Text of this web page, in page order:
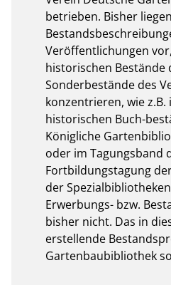
betrieben. Bisher
Veröffentlichungen
historischen Bestände
Sonderbestände des
konzentrieren, wie
historischen Buch-
Königliche
oder im Tagungsband
Fortbildungstagung
der
Erwerbungs- bzw.
bisher nicht. Das in
erstellende
Gartenbaubibliothek